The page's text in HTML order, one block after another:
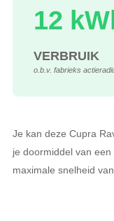
12
VERBRUIK
o.b.v. fabrieks
Je kan deze Cupra
je doormiddel van een
maximale snelheid